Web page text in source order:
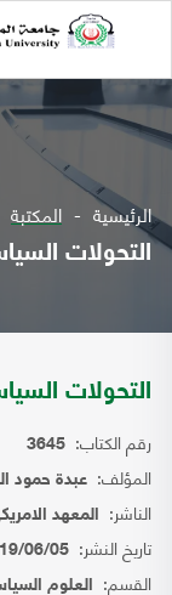
الرئيسية المكتبة
التحولات
التحولات
رقم الكتاب: 3645
المؤلف: عبدة حمود
الناشر: المعهد
تاريخ النشر: 19/06/05 12:00:00 AM
القسم: العلوم